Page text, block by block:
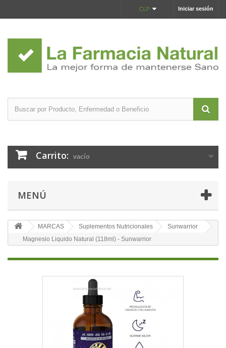
Iniciar sesión
CLP
Carrito: vacío
MENÚ
MARCAS Suplementos Nutricionales
Sunwarrior
Magnesio Liquido Natural (118ml) - Sunwarrior